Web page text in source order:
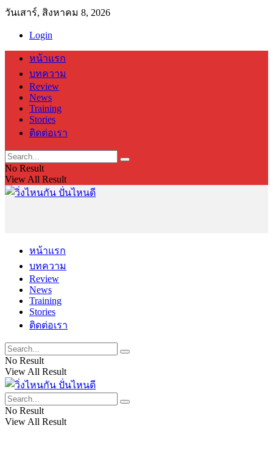
วันเสาร์, สิงหาคม 8, 2026
Login
หน้าแรก
บทความ
Review
News
Training
Stories
ติดต่อเรา
No Result
View All Result
หน้าแรก
บทความ
Review
News
Training
Stories
ติดต่อเรา
No Result
View All Result
No Result
View All Result